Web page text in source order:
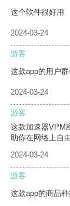
这个软件很好用
2024-03-24
游客
这款app的用户
2024-03-24
游客
这款加速器VPM
助你在网络上自
2024-03-24
游客
这款app的商品